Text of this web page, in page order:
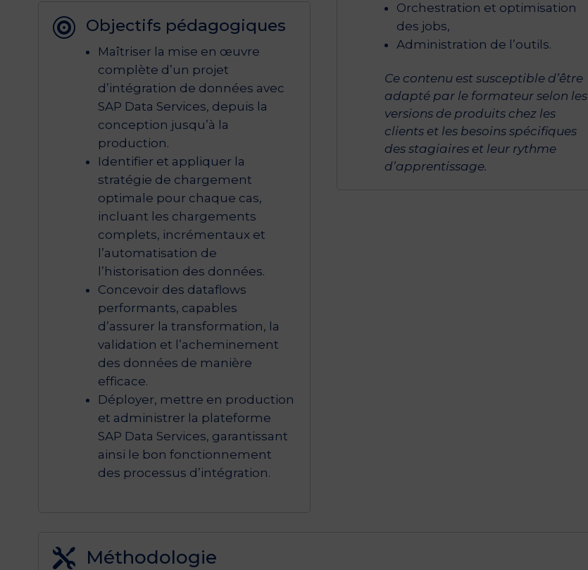
 Objectifs pédagogiques
Maîtriser la mise en œuvre
complète d’un projet
d’intégration de données avec
SAP Data Services, depuis la
conception jusqu’à la
production.
Identifier et appliquer la
stratégie de chargement
optimale pour chaque cas,
incluant les chargements
complets, incrémentaux et
l’automatisation de
l’historisation des données.
Concevoir des dataflows
performants, capables
d’assurer la transformation, la
validation et l’acheminement
des données de manière
efficace.
Déployer, mettre en production
et administrer la plateforme
SAP Data Services, garantissant
ainsi le bon fonctionnement
des processus d’intégration.
Orchestration et optimisation
des jobs,
Administration de l’outils.
Ce contenu est susceptible d’être
adapté par le formateur selon les
versions de produits chez les
clients et les besoins spécifiques
des stagiaires et leur rythme
d’apprentissage.
 Méthodologie